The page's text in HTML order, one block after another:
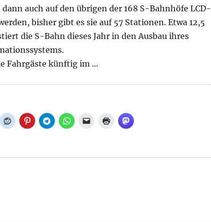
auch auf den übrigen der 168 S-Bahnhöfe LCD-
bisher gibt es sie auf 57 Stationen. Etwa 12,5
die S-Bahn dieses Jahr in den Ausbau ihres
Fahrgäste künftig im …